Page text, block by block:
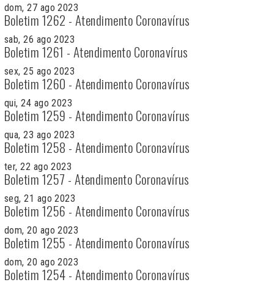
dom, 27 ago 2023
Boletim 1262 - Atendimento Coronavírus
sab, 26 ago 2023
Boletim 1261 - Atendimento Coronavírus
sex, 25 ago 2023
Boletim 1260 - Atendimento Coronavírus
qui, 24 ago 2023
Boletim 1259 - Atendimento Coronavírus
qua, 23 ago 2023
Boletim 1258 - Atendimento Coronavírus
ter, 22 ago 2023
Boletim 1257 - Atendimento Coronavírus
seg, 21 ago 2023
Boletim 1256 - Atendimento Coronavírus
dom, 20 ago 2023
Boletim 1255 - Atendimento Coronavírus
dom, 20 ago 2023
Boletim 1254 - Atendimento Coronavírus